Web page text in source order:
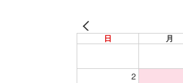
日 月
2